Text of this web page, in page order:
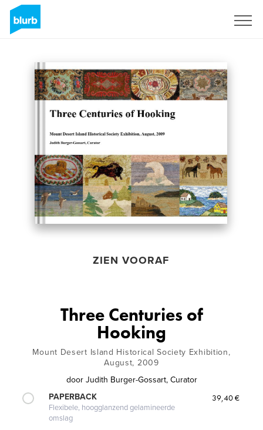
ZIEN VOORAF
Three Centuries of
Hooking
Mount Desert Island Historical Society Exhibition,
August, 2009
door Judith Burger-Gossart, Curator
PAPERBACK
Flexibele, hoogglanzend gelamineerde
omslag
39,40 €